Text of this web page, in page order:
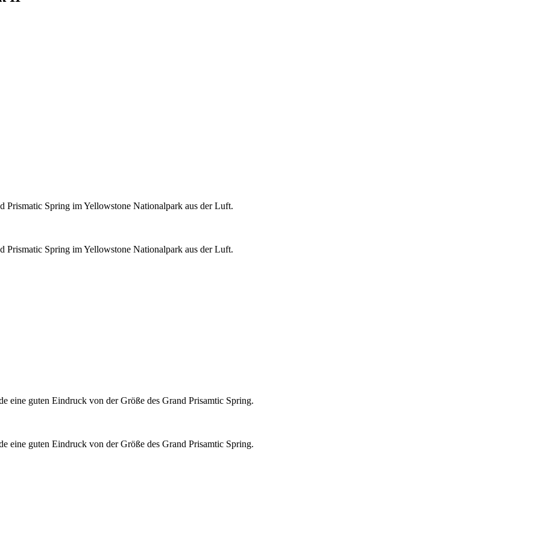
Prismatic Spring im Yellowstone Nationalpark aus der Luft.
Prismatic Spring im Yellowstone Nationalpark aus der Luft.
eine guten Eindruck von der Größe des Grand Prisamtic Spring.
eine guten Eindruck von der Größe des Grand Prisamtic Spring.